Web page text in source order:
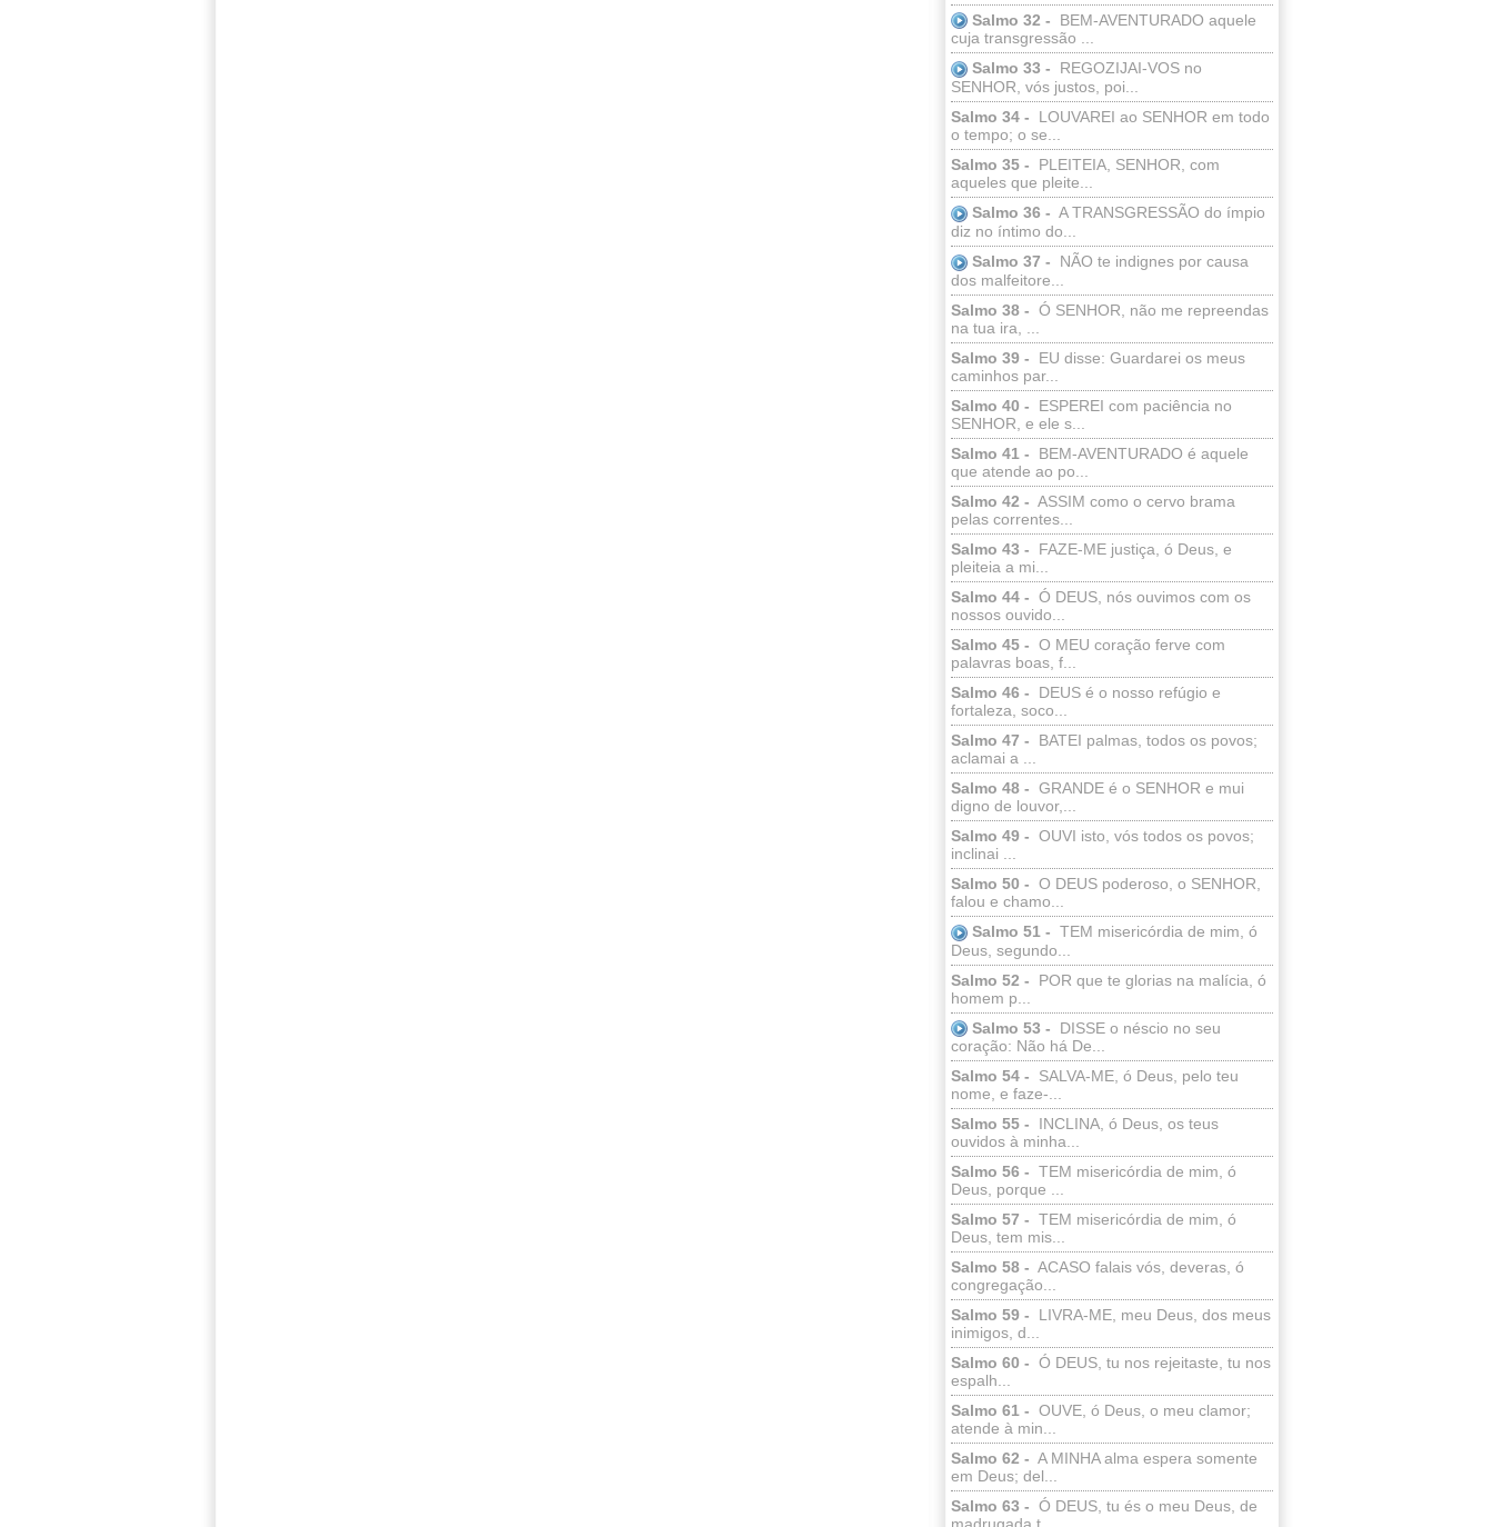
Salmo 32 -
BEM-AVENTURADO aquele
cuja transgressão ...
Salmo 33 -
REGOZIJAI-VOS no
SENHOR, vós justos, poi...
Salmo 34 -
LOUVAREI ao SENHOR em todo
o tempo; o se...
Salmo 35 -
PLEITEIA, SENHOR, com
aqueles que pleite...
Salmo 36 - A TRANSGRESSÃO do ímpio
diz no íntimo do...
Salmo 37 -
NÃO te indignes por causa
dos malfeitore...
Salmo 38 - Ó SENHOR, não me repreendas
na tua ira, ...
Salmo 39 -
EU disse: Guardarei os meus
caminhos par...
Salmo 40 -
ESPEREI com paciência no
SENHOR, e ele s...
Salmo 41 -
BEM-AVENTURADO é aquele
que atende ao po...
Salmo 42 - ASSIM como o cervo brama
pelas correntes...
Salmo 43 -
FAZE-ME justiça, ó Deus, e
pleiteia a mi...
Salmo 44 - Ó DEUS, nós ouvimos com os
nossos ouvido...
Salmo 45 - O MEU coração ferve com
palavras boas, f...
Salmo 46 -
DEUS é o nosso refúgio e
fortaleza, soco...
Salmo 47 -
BATEI palmas, todos os povos;
aclamai a ...
Salmo 48 - GRANDE é o SENHOR e mui
digno de louvor,...
Salmo 49 - OUVI isto, vós todos os povos;
inclinai ...
Salmo 50 - O DEUS poderoso, o SENHOR,
falou e chamo...
Salmo 51 - TEM misericórdia de mim, ó
Deus, segundo...
Salmo 52 -
POR que te glorias na malícia, ó
homem p...
Salmo 53 -
DISSE o néscio no seu
coração: Não há De...
Salmo 54 -
SALVA-ME, ó Deus, pelo teu
nome, e faze-...
Salmo 55 -
INCLINA, ó Deus, os teus
ouvidos à minha...
Salmo 56 - TEM misericórdia de mim, ó
Deus, porque ...
Salmo 57 - TEM misericórdia de mim, ó
Deus, tem mis...
Salmo 58 - ACASO falais vós, deveras, ó
congregação...
Salmo 59 -
LIVRA-ME, meu Deus, dos meus
inimigos, d...
Salmo 60 - Ó DEUS, tu nos rejeitaste, tu nos
espalh...
Salmo 61 - OUVE, ó Deus, o meu clamor;
atende à min...
Salmo 62 - A MINHA alma espera somente
em Deus; del...
Salmo 63 - Ó DEUS, tu és o meu Deus, de